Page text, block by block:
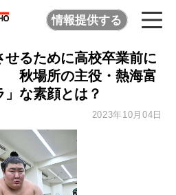
情報提供する
せるために高校卒業前に
秋場所の主役・熱海富
な素顔とは？
2023年10月04日